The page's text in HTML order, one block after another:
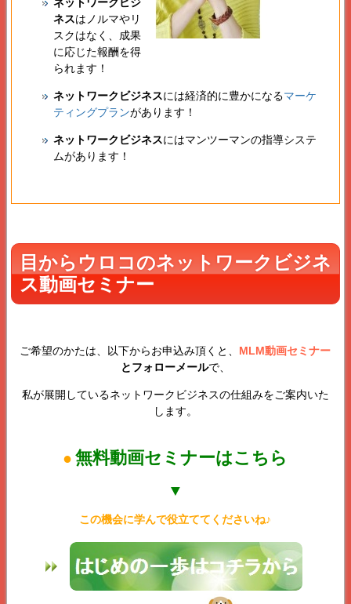
ネスはノルマやリ
スクはなく、成果
に応じた報酬を得
られます！
ネットワークビジネスには経済的に豊かになるマーケ
ティングプランがあります！
ネットワークビジネスにはマンツーマンの指導システ
ムがあります！
目からウロコのネットワークビジネ
ス動画セミナー
ご希望のかたは、以下からお申込み頂くと、 MLM動画セミナー
とフォローメールで、
私が展開しているネットワークビジネスの仕組みをご案内いた
します。
● 無料動画セミナーはこちら
▼
この機会に学んで役立ててくださいね♪